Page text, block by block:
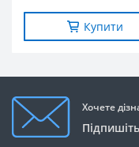
Купити
Хочете